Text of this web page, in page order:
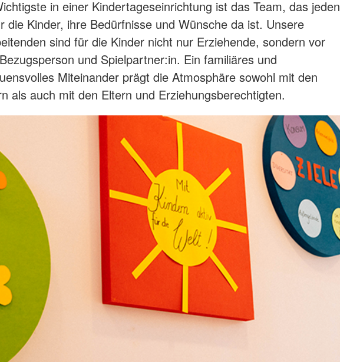
in einer Kindertageseinrichtung ist das Team, das jeden
die Kinder, ihre Bedürfnisse und Wünsche da ist. Unsere
sind für die Kinder nicht nur Erziehende, sondern vor
und Spielpartner:in. Ein familiäres und
Miteinander prägt die Atmosphäre sowohl mit den
als auch mit den Eltern und Erziehungsberechtigten.